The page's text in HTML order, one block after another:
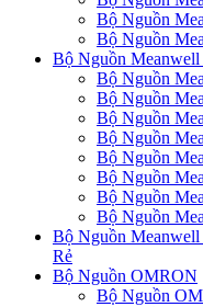
Bộ Nguồn
Bộ Nguồn
Bộ Nguồn
Bộ Nguồn
Bộ Nguồn
Bộ Nguồn
Bộ Nguồn
Bộ Nguồn
Bộ Nguồn
Bộ Nguồn
Bộ Nguồn
Bộ Nguồn
Rẻ
Bộ Nguồn OMRON
Bộ Nguồn